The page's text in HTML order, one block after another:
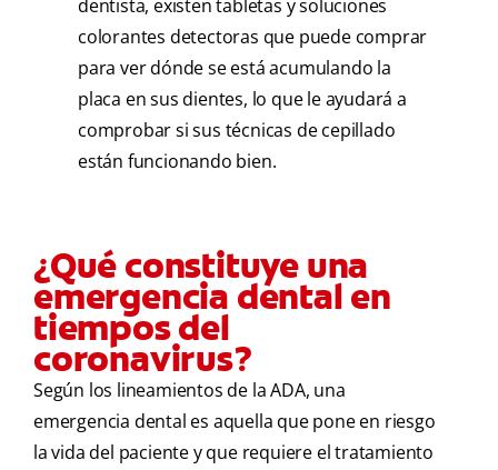
dentista, existen tabletas y soluciones
colorantes detectoras que puede comprar
para ver dónde se está acumulando la
placa en sus dientes, lo que le ayudará a
comprobar si sus técnicas de cepillado
están funcionando bien.
¿Qué constituye una
emergencia dental en
tiempos del
coronavirus?
Según los lineamientos de la ADA, una
emergencia dental es aquella que pone en riesgo
la vida del paciente y que requiere el tratamiento